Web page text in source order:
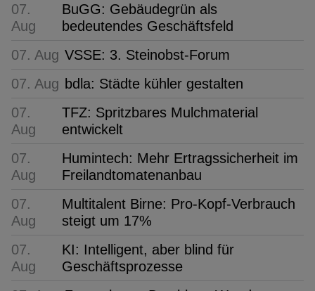
07.
Aug
BuGG: Gebäudegrün als
bedeutendes Geschäftsfeld
07. Aug VSSE: 3. Steinobst-Forum
07. Aug bdla: Städte kühler gestalten
07.
Aug
TFZ: Spritzbares Mulchmaterial
entwickelt
07.
Aug
Humintech: Mehr Ertragssicherheit im
Freilandtomatenanbau
07.
Aug
Multitalent Birne: Pro-Kopf-Verbrauch
steigt um 17%
07.
Aug
KI: Intelligent, aber blind für
Geschäftsprozesse